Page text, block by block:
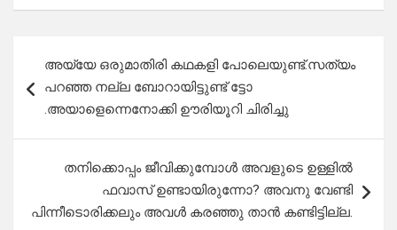
navigation
അയ്യേ ഒരുമാതിരി കഥകളി പോലെയുണ്ട്.സത്യം
പറഞ്ഞ നല്ല ബോറായിട്ടുണ്ട് ട്ടോ
.അയാളെന്നെനോക്കി ഊരിയൂറി ചിരിച്ചു
തനിക്കൊപ്പം ജീവിക്കുമ്പോൾ അവളുടെ ഉള്ളിൽ
ഫവാസ് ഉണ്ടായിരുന്നോ? അവനു വേണ്ടി
പിന്നീടൊരിക്കലും അവൾ കരഞ്ഞു താൻ കണ്ടിട്ടില്ല.